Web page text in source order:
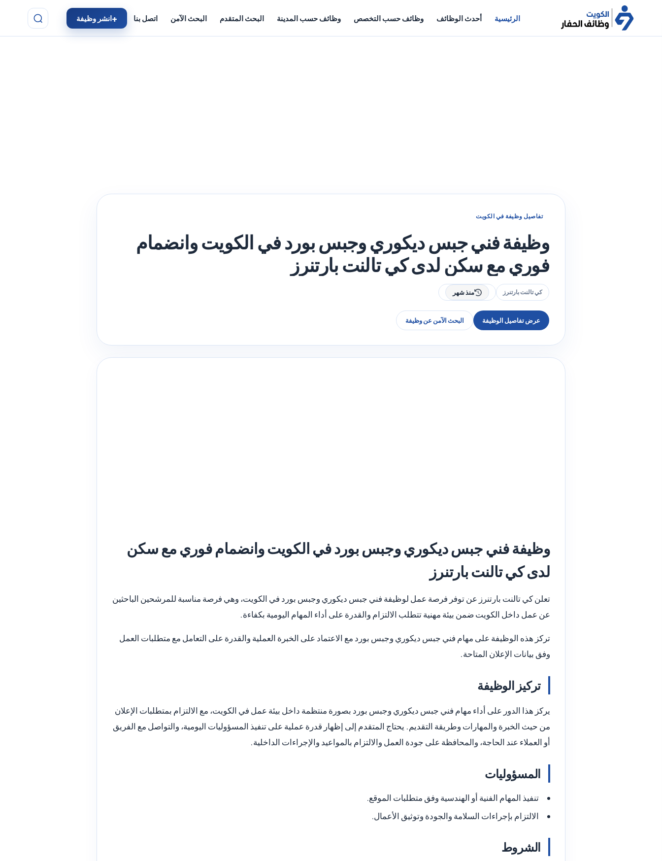
الرئيسية أحدث الوظائف وظائف حسب التخصص وظائف حسب المدينة البحث المتقدم البحث الآمن اتصل بنا انشر وظيفة
تفاصيل وظيفة في الكويت
وظيفة فني جبس ديكوري وجبس بورد في الكويت وانضمام
فوري مع سكن لدى كي تالنت بارتنرز
كي تالنت بارتنرز منذ شهر
عرض تفاصيل الوظيفة البحث الآمن عن وظيفة
وظيفة فني جبس ديكوري وجبس بورد في الكويت وانضمام فوري مع سكن
لدى كي تالنت بارتنرز
تعلن كي تالنت بارتنرز عن توفر فرصة عمل لوظيفة فني جبس ديكوري وجبس بورد في الكويت، وهي فرصة مناسبة للمرشحين الباحثين
عن عمل داخل الكويت ضمن بيئة مهنية تتطلب الالتزام والقدرة على أداء المهام اليومية بكفاءة.
تركز هذه الوظيفة على مهام فني جبس ديكوري وجبس بورد مع الاعتماد على الخبرة العملية والقدرة على التعامل مع متطلبات العمل
وفق بيانات الإعلان المتاحة.
تركيز الوظيفة
يركز هذا الدور على أداء مهام فني جبس ديكوري وجبس بورد بصورة منتظمة داخل بيئة عمل في الكويت، مع الالتزام بمتطلبات الإعلان
من حيث الخبرة والمهارات وطريقة التقديم. يحتاج المتقدم إلى إظهار قدرة عملية على تنفيذ المسؤوليات اليومية، والتواصل مع الفريق
أو العملاء عند الحاجة، والمحافظة على جودة العمل والالتزام بالمواعيد والإجراءات الداخلية.
المسؤوليات
تنفيذ المهام الفنية أو الهندسية وفق متطلبات الموقع.
الالتزام بإجراءات السلامة والجودة وتوثيق الأعمال.
الشروط